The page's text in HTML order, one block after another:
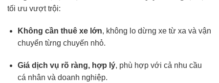
tối ưu vượt trội:
Không cần thuê xe lớn, không lo dừng xe từ xa và vận
chuyển từng chuyến nhỏ.
Giá dịch vụ rõ ràng, hợp lý, phù hợp với cả nhu cầu
cá nhân và doanh nghiệp.